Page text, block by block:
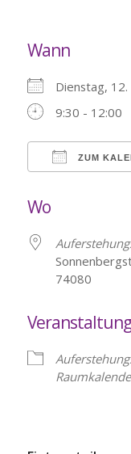
Wann
Dienstag,
9:30 - 12:00
ZUM
Wo
74080